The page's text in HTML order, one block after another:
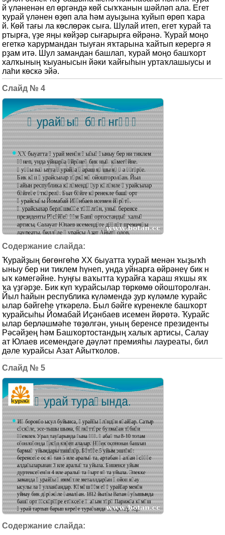
й үләненән ел өргәндә көй сыҡҡанын шәйләп ала. Егет
ҡурай үләнен өҙөп ала һәм ауыҙына ҡуйып өрөп ҡара
й. Көй тағы ла көслөрәк сыға. Шулай итеп, егет ҡурай та
ртырға, үҙе яңы көйҙәр сығарырға өйрәнә. Ҡурай моңо
егеткә ҡарурмандан тыуған яҡтарына ҡайтып керергә я
рҙам итә. Шул замандан башлап, ҡурай моңо башҡорт
халҡының ҡыуанысын йәки ҡайғыһын уртаҡлашыусы и
лаһи көскә эйә.
4
Ҡурайҙың бөгөнгөһө XX быуатта ҡурай менән ҡыҙыҡһ
ыныу бер ни тиклем һүнеп, унда уйнарға өйрәнеү бик н
ыҡ кәмегәйне. Һуңғы ваҡытта ҡурайға ҡараш яҡшы яҡ
ҡа үҙгәрҙе. Бик күп ҡурайсылар төркөмө ойошторолған.
Йыл һайын республика күләмендә ҙур күләмле ҡурайс
ылар бәйгеһе үткәрелә. Был бәйге күренекле башҡорт
ҡурайсыһы Йомабай Иҫәнбаев исемен йөрөтә. Ҡурайс
ылар берләшмәһе төҙөлгән, уның беренсе президенты
Рәсәйҙең һәм Башҡортостандың халыҡ артисы, Салау
ат Юлаев исемендәге дәүләт премияһы лауреаты, бил
дәле ҡурайсы Азат Айытҡолов.
5